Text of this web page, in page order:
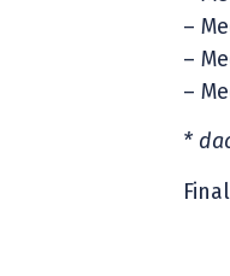
–
–
–
*